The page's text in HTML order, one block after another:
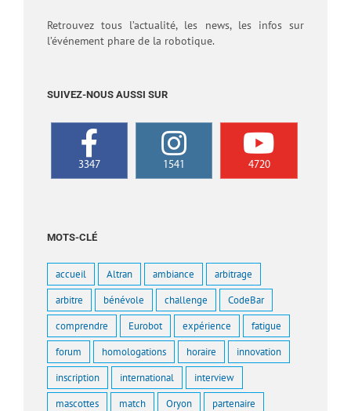
Retrouvez tous l’actualité, les news, les infos sur
l’événement phare de la robotique.
SUIVEZ-NOUS AUSSI SUR
3347 1541 4720
MOTS-CLÉ
accueil Altran ambiance arbitrage
arbitre bénévole challenge CodeBar
comprendre Eurobot expérience fatigue
forum homologations horaire innovation
inscription international interview
mascottes match Oryon partenaire